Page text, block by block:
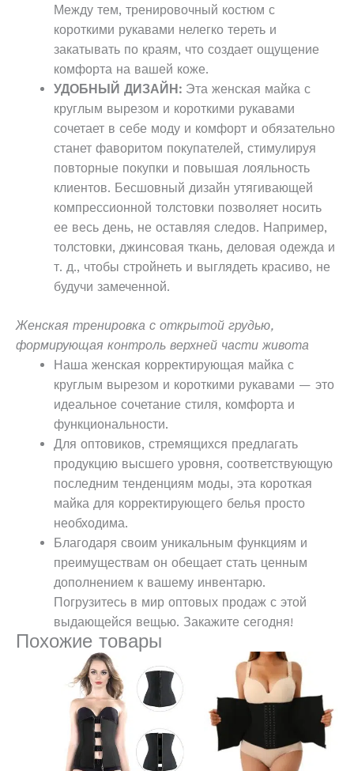
Между тем, тренировочный костюм с
короткими рукавами нелегко тереть и
закатывать по краям, что создает ощущение
комфорта на вашей коже.
УДОБНЫЙ ДИЗАЙН: Эта женская майка с
круглым вырезом и короткими рукавами
сочетает в себе моду и комфорт и обязательно
станет фаворитом покупателей, стимулируя
повторные покупки и повышая лояльность
клиентов. Бесшовный дизайн утягивающей
компрессионной толстовки позволяет носить
ее весь день, не оставляя следов. Например,
толстовки, джинсовая ткань, деловая одежда и
т. д., чтобы стройнеть и выглядеть красиво, не
будучи замеченной.
Женская тренировка с открытой грудью,
формирующая контроль верхней части живота
Наша женская корректирующая майка с
круглым вырезом и короткими рукавами — это
идеальное сочетание стиля, комфорта и
функциональности.
Для оптовиков, стремящихся предлагать
продукцию высшего уровня, соответствующую
последним тенденциям моды, эта короткая
майка для корректирующего белья просто
необходима.
Благодаря своим уникальным функциям и
преимуществам он обещает стать ценным
дополнением к вашему инвентарю.
Погрузитесь в мир оптовых продаж с этой
выдающейся вещью. Закажите сегодня!
Похожие товары
товар
имеет
несколько
вариаций.
Опции
Этот
товар
имеет
несколько
вариаций.
Опции